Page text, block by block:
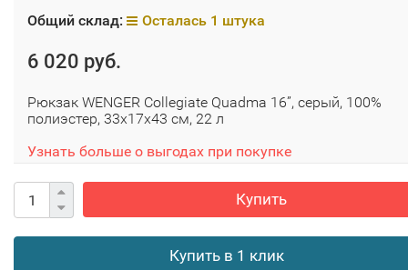
Общий склад: Осталась 1 штука
6 020 руб.
Рюкзак WENGER Collegiate Quadma 16”, серый, 100%
полиэстер, 33х17х43 см, 22 л
Узнать больше о выгодах при покупке
Купить
Купить в 1 клик